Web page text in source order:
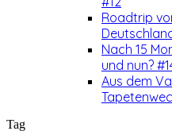
Roadtrip
Nach 15
und nun?
Aus dem
Tag